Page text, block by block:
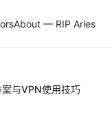
About — RIP Arles
与VPN使用技巧